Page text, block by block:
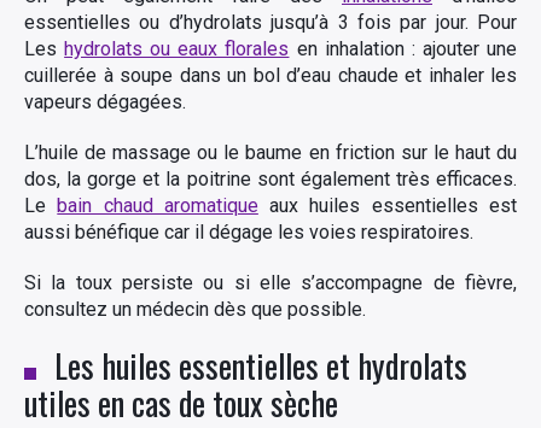
essentielles ou d’hydrolats jusqu’à 3 fois par jour. Pour
Leshydrolats ou eaux florales en inhalation : ajouter une
cuillerée à soupe dans un bol d’eau chaude et inhaler les
vapeurs dégagées.
L’huile de massage ou le baume en friction sur le haut du
dos, la gorge et la poitrine sont également très efficaces.
Lebain chaud aromatiqueaux huiles essentielles est
aussi bénéfique car il dégage les voies respiratoires.
Si la toux persiste ou si elle s’accompagne de fièvre,
consultez un médecin dès que possible.
Les huiles essentielles et hydrolats
utiles en cas de toux sèche